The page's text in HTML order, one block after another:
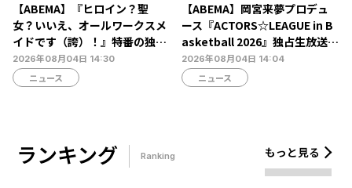
【ABEMA】『ヒロイン？聖
女？いいえ、オールワークスメ
イドです（誇）！』特番の独占
無料生放送決定…宮本侑芽、大
久保瑠美、小野友樹らが出演
2026年08月04日 14:30
ニュース
【ABEMA】岡宮来夢プロデュ
ース『ACTORS☆LEAGUE in B
asketball 2026』独占生放送決
定…北村諒、糸川耀士郎、長妻
怜央らが出演
2026年08月04日 14:04
ニュース
ランキング Ranking もっと見る